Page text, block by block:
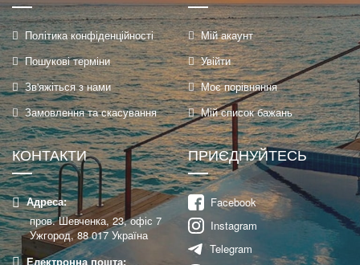
Політика конфіденційності
Пошукові терміни
Зв'яжіться з нами
Замовлення та скасування
Мій акаунт
Увійти
Моє порівняння
Мій список бажань
КОНТАКТИ
Адреса:
пров. Шевченка, 23, офіс 7
Ужгород, 88 017 Україна
Електронна пошта:
ПРИЄДНУЙТЕСЬ
Facebook
Instagram
Telegram